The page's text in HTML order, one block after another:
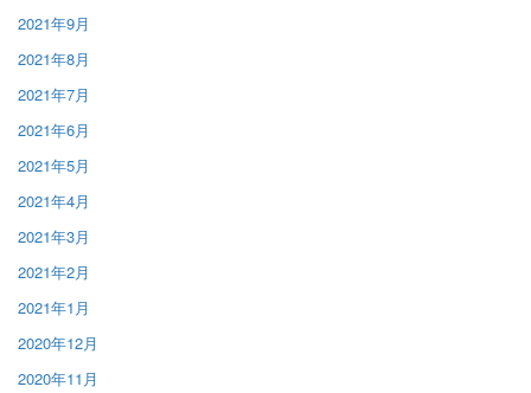
2021年9月
2021年8月
2021年7月
2021年6月
2021年5月
2021年4月
2021年3月
2021年2月
2021年1月
2020年12月
2020年11月